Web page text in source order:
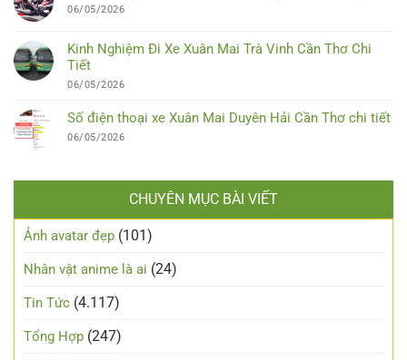
06/05/2026
Kinh Nghiệm Đi Xe Xuân Mai Trà Vinh Cần Thơ Chi
Tiết
06/05/2026
Số điện thoại xe Xuân Mai Duyên Hải Cần Thơ chi tiết
06/05/2026
CHUYÊN MỤC BÀI VIẾT
Ảnh avatar đẹp (101)
Nhân vật anime là ai (24)
Tin Tức (4.117)
Tổng Hợp (247)